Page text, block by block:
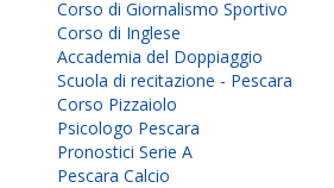
Corso di Giornalismo Sportivo
Corso di Inglese
Accademia del Doppiaggio
Scuola di recitazione - Pescara
Corso Pizzaiolo
Psicologo Pescara
Pronostici Serie A
Pescara Calcio